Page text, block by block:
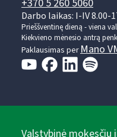
+370 5 260 5060
Darbo laikas: I-IV 8.00-
Prieššventinę dieną - viena
Kiekvieno mėnesio antrą
Paklausimas per Mano
Valstybinė mokesčių